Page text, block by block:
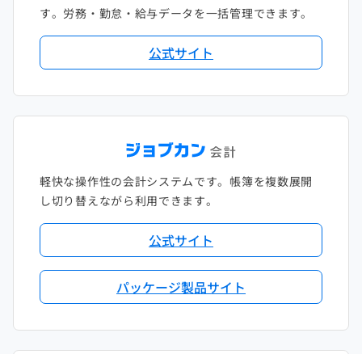
す。労務・勤怠・給与データを一括管理できます。
公式サイト
軽快な操作性の会計システムです。帳簿を複数展開
し切り替えながら利用できます。
公式サイト
パッケージ製品サイト